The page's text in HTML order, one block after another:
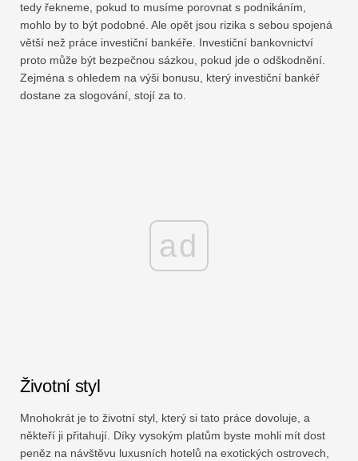
tedy řekneme, pokud to musíme porovnat s podnikáním,
mohlo by to být podobné. Ale opět jsou rizika s sebou spojená
větší než práce investiční bankéře. Investiční bankovnictví
proto může být bezpečnou sázkou, pokud jde o odškodnění.
Zejména s ohledem na výši bonusu, který investiční bankéř
dostane za slogování, stojí za to.
ad
Životní styl
Mnohokrát je to životní styl, který si tato práce dovoluje, a
někteří ji přitahují. Díky vysokým platům byste mohli mít dost
peněz na návštěvu luxusních hotelů na exotických ostrovech,